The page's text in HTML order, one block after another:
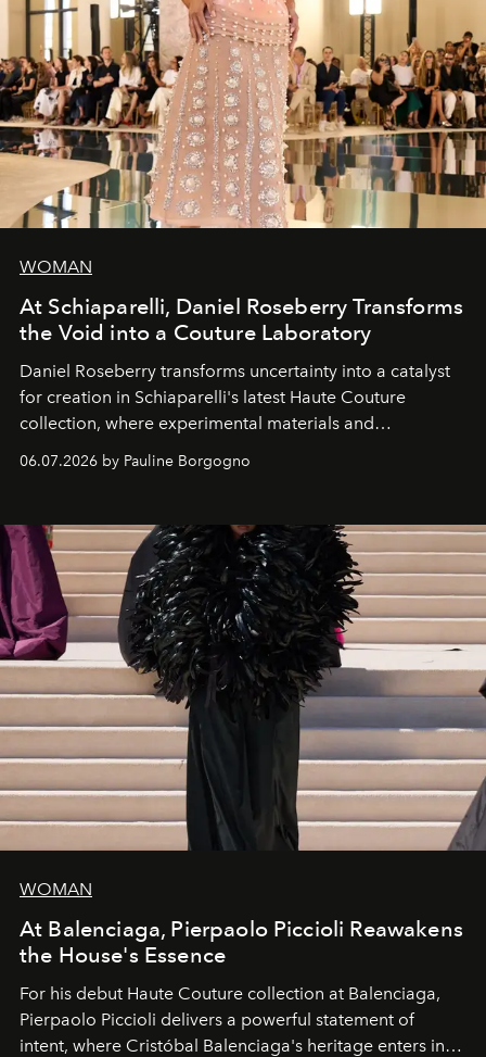
WOMAN
At Schiaparelli, Daniel Roseberry Transforms
the Void into a Couture Laboratory
Daniel Roseberry transforms uncertainty into a catalyst
for creation in Schiaparelli's latest Haute Couture
collection, where experimental materials and
fashion, sculpture, and art.
06.07.2026 by Pauline Borgogno
WOMAN
At Balenciaga, Pierpaolo Piccioli Reawakens
the House's Essence
For his debut Haute Couture collection at Balenciaga,
Pierpaolo Piccioli delivers a powerful statement of
intent, where Cristóbal Balenciaga's heritage enters into